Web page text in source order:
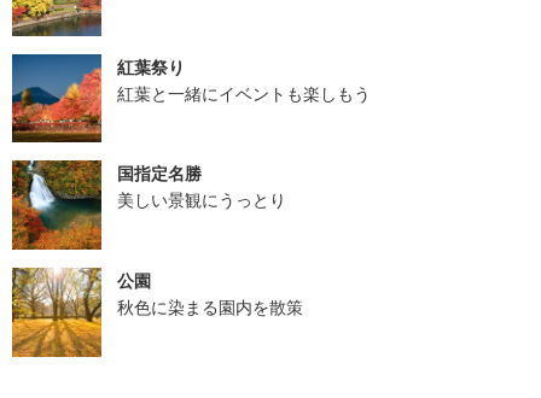
紅葉祭り
紅葉と一緒にイベントも楽しもう
国指定名勝
美しい景観にうっとり
公園
秋色に染まる園内を散策